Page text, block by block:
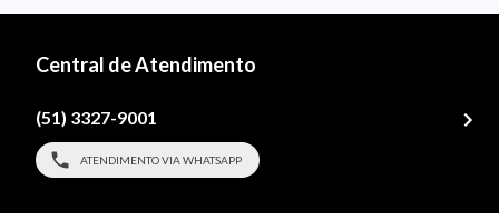
Central de Atendimento
(51) 3327-9001
ATENDIMENTO VIA WHATSAPP